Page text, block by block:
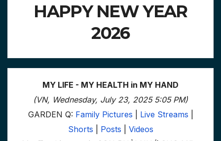
HAPPY NEW YEAR
2026
MY LIFE - MY HEALTH in MY HAND
(VN, Wednesday, July 23, 2025 5:05 PM)
GARDEN Q: Family Pictures Live Streams
Shorts
Posts
Videos